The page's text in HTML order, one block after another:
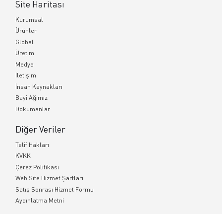
Site Haritası
Kurumsal
Ürünler
Global
Üretim
Medya
İletişim
İnsan Kaynakları
Bayi Ağımız
Dökümanlar
Diğer Veriler
Telif Hakları
KVKK
Çerez Politikası
Web Site Hizmet Şartları
Satış Sonrası Hizmet Formu
Aydınlatma Metni